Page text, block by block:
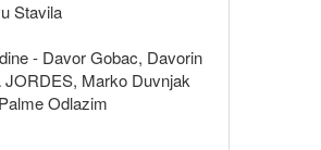
Stavila
- Davor Gobac, Davorin
JORDES, Marko Duvnjak
Odlazim